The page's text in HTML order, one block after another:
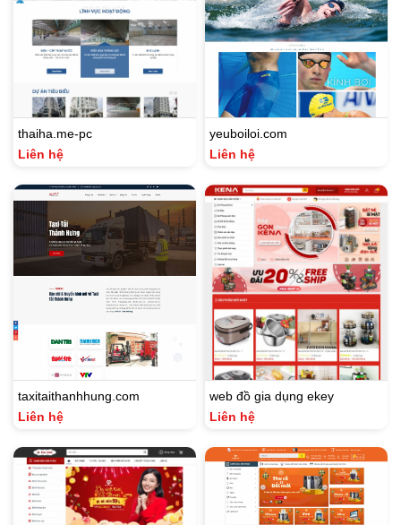
thaiha.me-pc
Liên hệ
yeuboiloi.com
Liên hệ
taxitaithanhhung.com
Liên hệ
web đồ gia dụng ekey
Liên hệ